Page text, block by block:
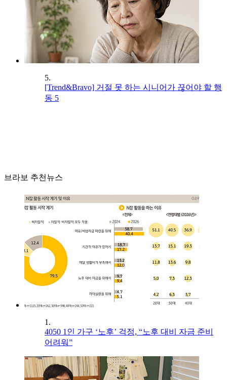
5.
[Trend&Bravo] 거절 못 하는 시니어가 끊어야 할 행
동 5
브라보 추천뉴스
1.
4050 1인 가구 ‘노후’ 걱정, “노후 대비 자금 준비
어려워”